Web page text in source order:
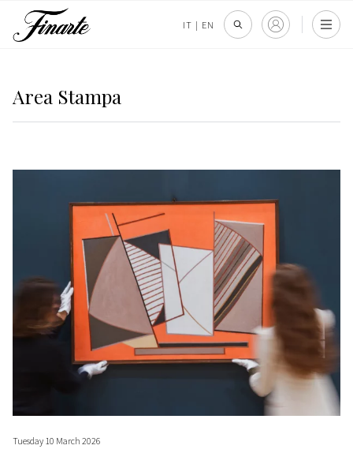
IT | EN
Area Stampa
Tuesday 10 March 2026